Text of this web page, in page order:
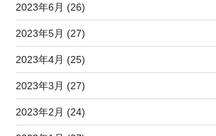
2023年6月 (26)
2023年5月 (27)
2023年4月 (25)
2023年3月 (27)
2023年2月 (24)